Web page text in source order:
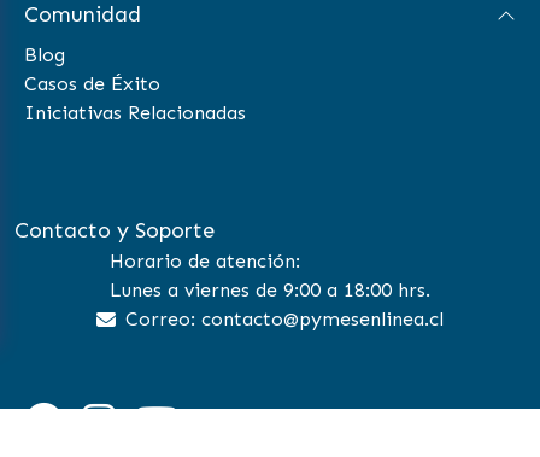
Comunidad
Blog
Casos de Éxito
Iniciativas Relacionadas
Contacto y Soporte
Horario de atención:
Lunes a viernes de 9:00 a 18:00 hrs.
Correo: contacto@pymesenlinea.cl